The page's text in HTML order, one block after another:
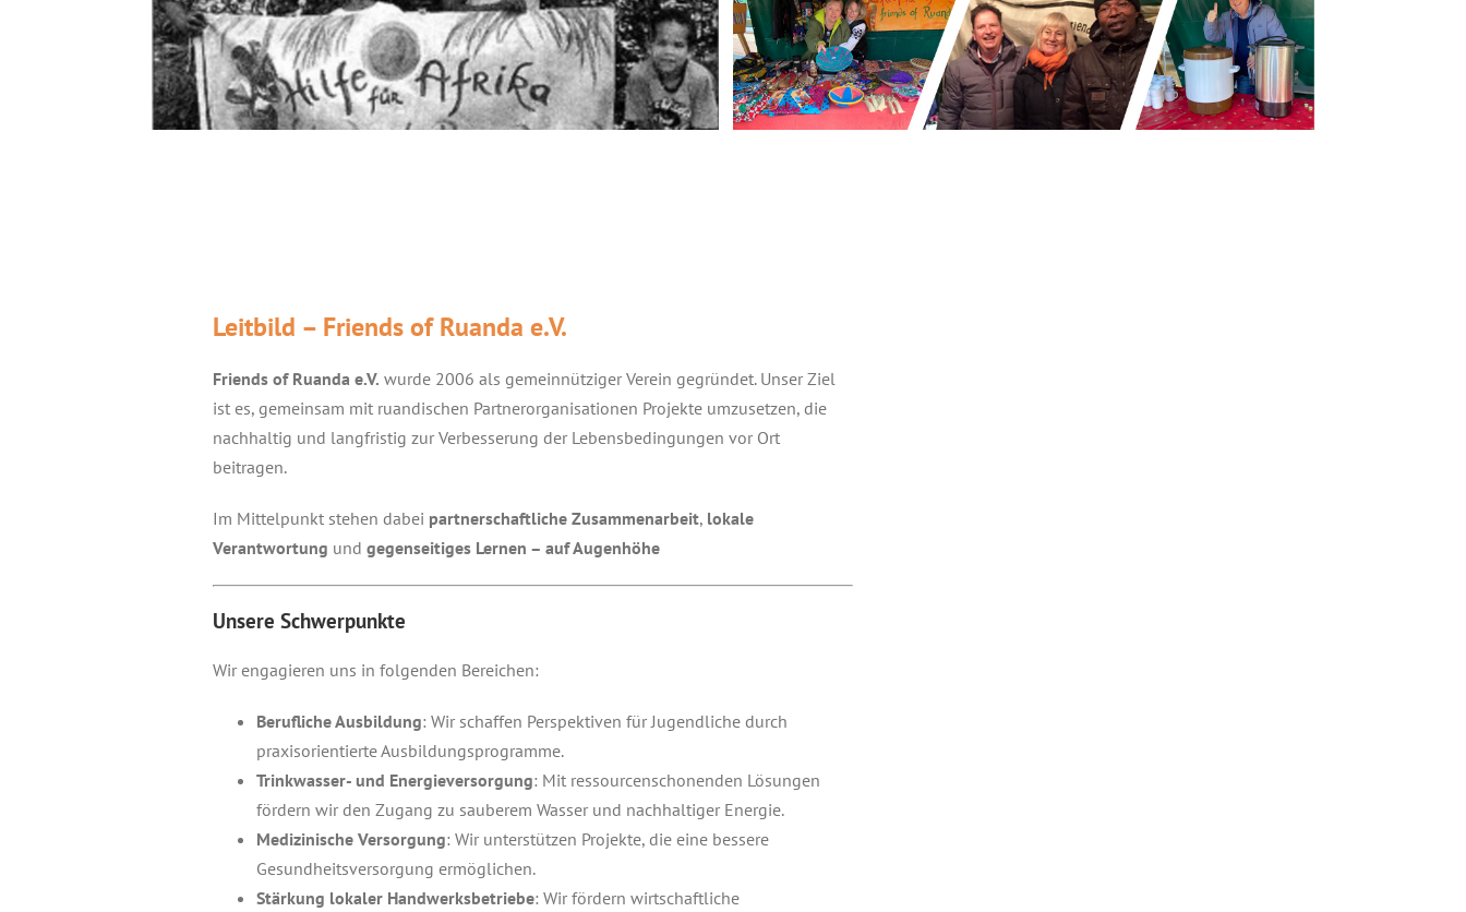
Leitbild – Friends of Ruanda e.V.
Friends of Ruanda e.V. wurde 2006 als gemeinnütziger Verein gegründet. Unser Ziel
ist es, gemeinsam mit ruandischen Partnerorganisationen Projekte umzusetzen, die
nachhaltig und langfristig zur Verbesserung der Lebensbedingungen vor Ort
beitragen.
Im Mittelpunkt stehen dabei partnerschaftliche Zusammenarbeit, lokale
Verantwortung undgegenseitiges Lernen – auf Augenhöhe
Unsere Schwerpunkte
Wir engagieren uns in folgenden Bereichen:
Berufliche Ausbildung: Wir schaffen Perspektiven für Jugendliche durch
praxisorientierte Ausbildungsprogramme.
Trinkwasser- und Energieversorgung: Mit ressourcenschonenden Lösungen
fördern wir den Zugang zu sauberem Wasser und nachhaltiger Energie.
Medizinische Versorgung: Wir unterstützen Projekte, die eine bessere
Gesundheitsversorgung ermöglichen.
Stärkung lokaler Handwerksbetriebe: Wir fördern wirtschaftliche